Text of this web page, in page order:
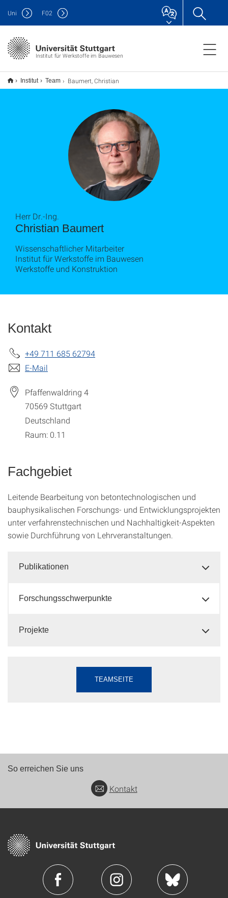
Institut für Werkstoffe im Bauwesen
Uni F02
Institut Team Baumert, Christian
Christian Baumert
Herr Dr.-Ing.
Wissenschaftlicher Mitarbeiter
Institut für Werkstoffe im Bauwesen
Werkstoffe und Konstruktion
Kontakt
+49 711 685 62794
E-Mail
Pfaffenwaldring 4
70569 Stuttgart
Deutschland
Raum: 0.11
Fachgebiet
Leitende Bearbeitung von betontechnologischen und
bauphysikalischen Forschungs- und Entwicklungsprojekten
unter verfahrenstechnischen und Nachhaltigkeit-Aspekten
sowie Durchführung von Lehrveranstaltungen.
Publikationen
Forschungsschwerpunkte
Projekte
TEAMSEITE
So erreichen Sie uns
Kontakt